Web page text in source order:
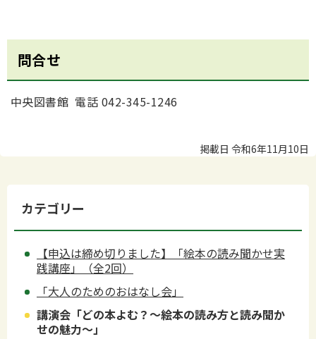
問合せ
中央図書館 電話 042-345-1246
掲載日 令和6年11月10日
カテゴリー
【申込は締め切りました】「絵本の読み聞かせ実
践講座」（全2回）
「大人のためのおはなし会」
講演会「どの本よむ？～絵本の読み方と読み聞か
せの魅力～」